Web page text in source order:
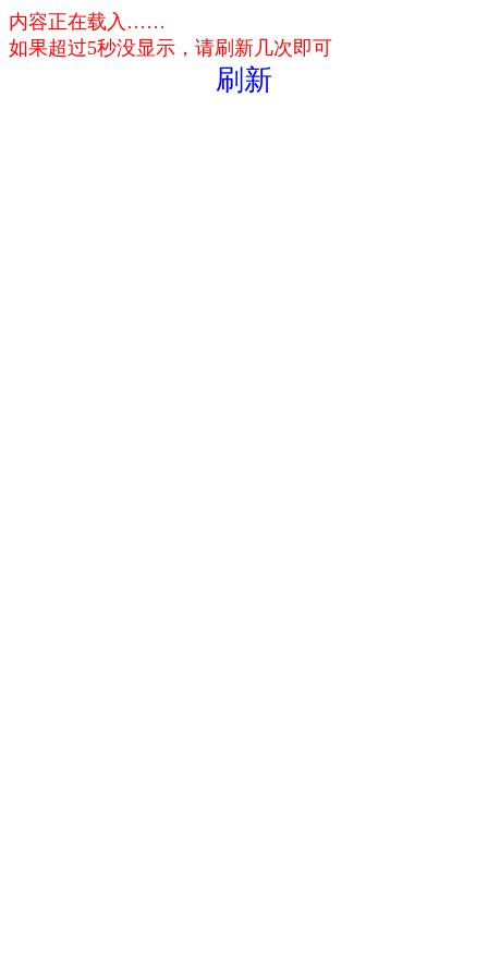
内容正在载入……
如果超过5秒没显示，请刷新几次即可
刷新